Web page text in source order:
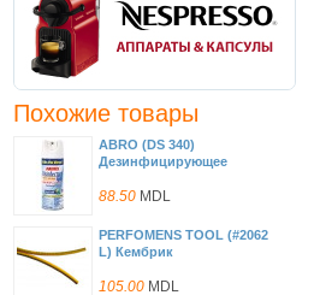
Похожие товары
ABRO (DS 340)
Дезинфицирующее
88.50 MDL
PERFOMENS TOOL (#2062
L) Кембрик
(50 шт )
105.00 MDL